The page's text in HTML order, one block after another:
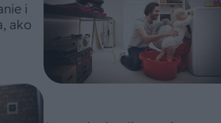
i
ako